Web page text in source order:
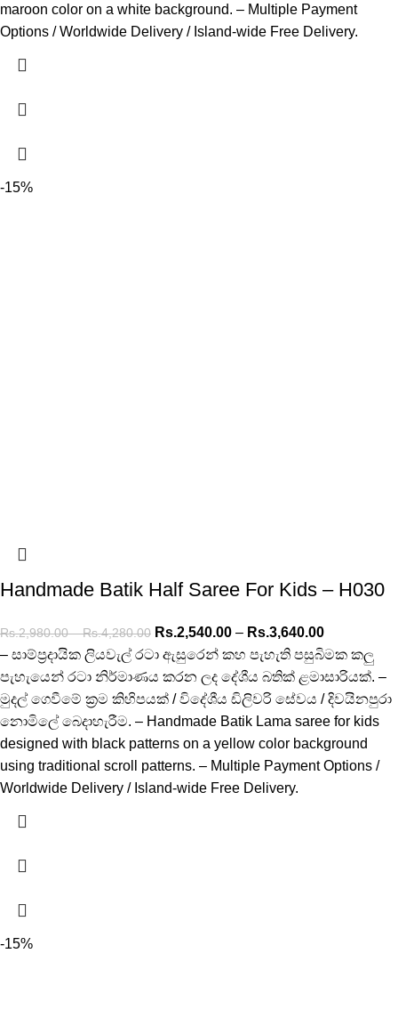
maroon color on a white background. – Multiple Payment
Options / Worldwide Delivery / Island-wide Free Delivery.
-15%
Handmade Batik Half Saree For Kids – H030
Rs.2,980.00 – Rs.4,280.00 Rs.2,540.00 – Rs.3,640.00
– සාම්ප්‍රදායික ලියවැල් රටා ඇසුරෙන් කහ පැහැති පසුබිමක කලු
පැහැයෙන් රටා නිර්මාණය කරන ලද දේශීය බතික් ළමාසාරියක්. –
මුදල් ගෙවීමේ ක්‍රම කිහිපයක් / විදේශීය ඩිලිවරි සේවය / දිවයිනපුරා
නොමිලේ බෙදාහැරීම. – Handmade Batik Lama saree for kids
designed with black patterns on a yellow color background
using traditional scroll patterns. – Multiple Payment Options /
Worldwide Delivery / Island-wide Free Delivery.
-15%